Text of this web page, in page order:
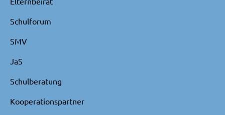
Schulforum
SMV
JaS
Schulberatung
Kooperationspartner